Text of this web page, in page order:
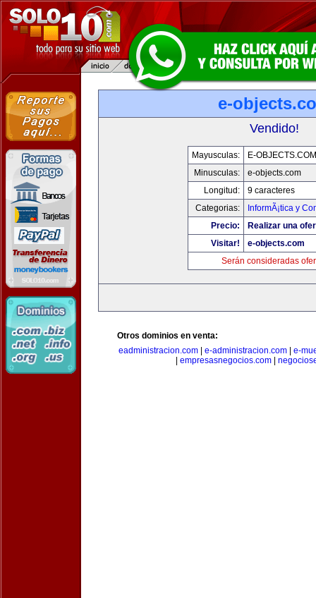
e-
Vendido!
Mayusculas:
E-OBJECTS.COM
Minusculas:
e-objects.com
Longitud:
9 caracteres
Categorias:
InformÃ¡tica y
Precio:
Realizar una
Visitar!
e-objects.com
Serán consideradas
Otros dominios en venta:
eadministracion.com| e-administracion.com| e-
empresasnegocios.com|